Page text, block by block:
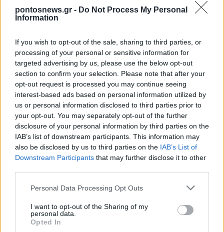
pontosnews.gr - Do Not Process My Personal
Information
If you wish to opt-out of the sale, sharing to third parties, or
processing of your personal or sensitive information for
targeted advertising by us, please use the below opt-out
section to confirm your selection. Please note that after your
opt-out request is processed you may continue seeing
interest-based ads based on personal information utilized by
us or personal information disclosed to third parties prior to
your opt-out. You may separately opt-out of the further
disclosure of your personal information by third parties on the
IAB’s list of downstream participants. This information may
also be disclosed by us to third parties on the IAB’s List of
Downstream Participants that may further disclose it to other
Please note that this website/app uses one or more Google
not limited to your visit or usage behaviour. You may click to
grant or deny consent to Google and its third-party tags to
use your data for below specified purposes in below Google
Personal Data Processing Opt Outs
I want to opt-out of the Sharing of my
personal data.
Opted In
Ταϊλάνδη: Νεκροί και τραυματίες από
7/08/2026 - 9:32πμ
νεκροί στη φονικότερη επίθεση από το 2022
6/08/2026 - 11:55μμ